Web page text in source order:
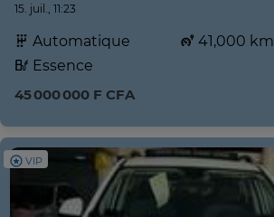
15. juil., 11:23
Automatique
41,000 km
Essence
45 000 000 F CFA
VIP